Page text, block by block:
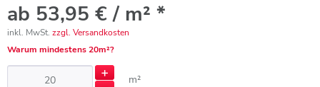
ab 53,95 € / m² *
inkl. MwSt. zzgl. Versandkosten
Warum mindestens 20m²?
m²